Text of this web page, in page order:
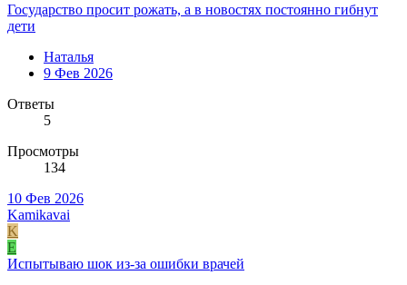
Государство просит рожать, а в новостях постоянно гибнут
дети
Наталья
9 Фев 2026
Ответы
5
Просмотры
134
10 Фев 2026
Kamikavai
K
E
Испытываю шок из-за ошибки врачей